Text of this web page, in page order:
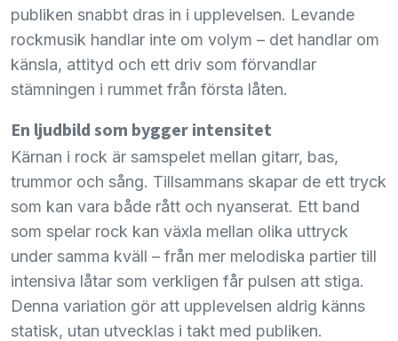
publiken snabbt dras in i upplevelsen. Levande
rockmusik handlar inte om volym – det handlar om
känsla, attityd och ett driv som förvandlar
stämningen i rummet från första låten.
En ljudbild som bygger intensitet
Kärnan i rock är samspelet mellan gitarr, bas,
trummor och sång. Tillsammans skapar de ett tryck
som kan vara både rått och nyanserat. Ett band
som spelar rock kan växla mellan olika uttryck
under samma kväll – från mer melodiska partier till
intensiva låtar som verkligen får pulsen att stiga.
Denna variation gör att upplevelsen aldrig känns
statisk, utan utvecklas i takt med publiken.